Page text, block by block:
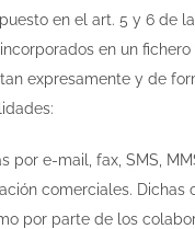
en el art. 5 y 6 de
en un
expresamente y de
por e-mail, fax, SMS,
comerciales.
por parte de los